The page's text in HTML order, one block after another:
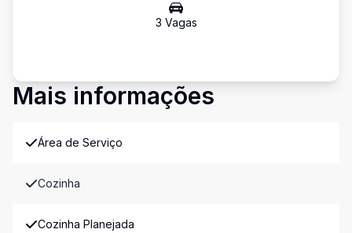
3 Vagas
Mais informações
Área de Serviço
Cozinha
Cozinha Planejada